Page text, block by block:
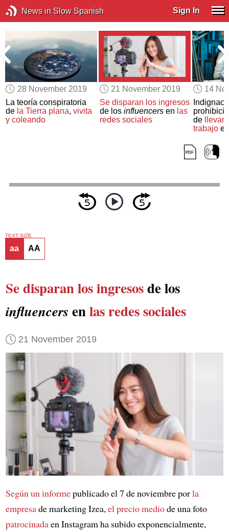
News in Slow Spanish Sign In
28 November 2019
La teoría conspiratoria
de la Tierra plana,vivita
y coleando
21 November 2019
Se disparan los ingresos
de los influencersen las
redes sociales
14
de
llevar
trabajo
TEXT SIZE
aa AA
Se disparan los ingresosde los
influencers enlas redes sociales
21 November 2019
Según un informepublicado el 7 de noviembre porla
empresade marketing Izea, el precio mediode una foto
patrocinadaen Instagram ha subido exponencialmente,